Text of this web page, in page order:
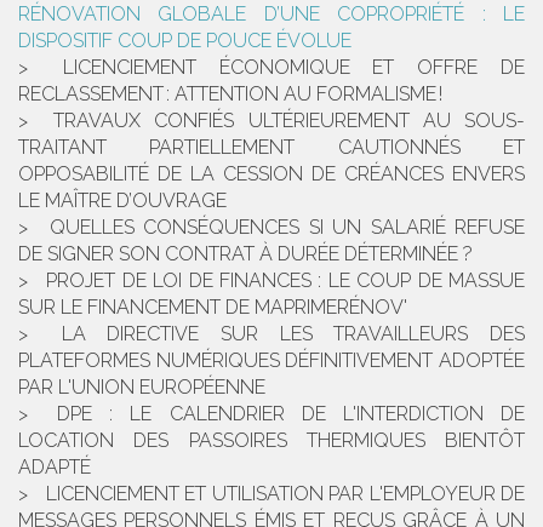
RÉNOVATION GLOBALE D’UNE COPROPRIÉTÉ : LE
DISPOSITIF COUP DE POUCE ÉVOLUE
LICENCIEMENT ÉCONOMIQUE ET OFFRE DE
RECLASSEMENT : ATTENTION AU FORMALISME !
TRAVAUX CONFIÉS ULTÉRIEUREMENT AU SOUS-
TRAITANT PARTIELLEMENT CAUTIONNÉS ET
OPPOSABILITÉ DE LA CESSION DE CRÉANCES ENVERS
LE MAÎTRE D’OUVRAGE
QUELLES CONSÉQUENCES SI UN SALARIÉ REFUSE
DE SIGNER SON CONTRAT À DURÉE DÉTERMINÉE ?
PROJET DE LOI DE FINANCES : LE COUP DE MASSUE
SUR LE FINANCEMENT DE MAPRIMERÉNOV'
LA DIRECTIVE SUR LES TRAVAILLEURS DES
PLATEFORMES NUMÉRIQUES DÉFINITIVEMENT ADOPTÉE
PAR L'UNION EUROPÉENNE
DPE : LE CALENDRIER DE L'INTERDICTION DE
LOCATION DES PASSOIRES THERMIQUES BIENTÔT
ADAPTÉ
LICENCIEMENT ET UTILISATION PAR L'EMPLOYEUR DE
MESSAGES PERSONNELS ÉMIS ET REÇUS GRÂCE À UN